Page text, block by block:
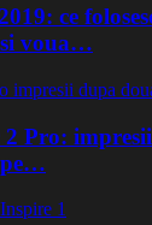
ce
voua…
Pro:
pe…